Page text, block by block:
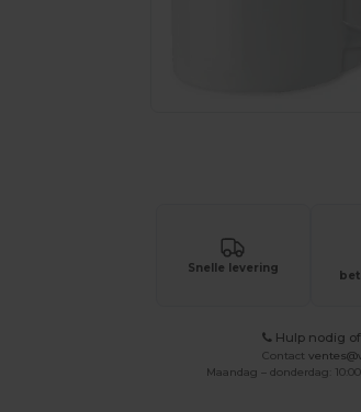
Snelle levering
Hulp nodig
Contact
Maandag – donderdag: